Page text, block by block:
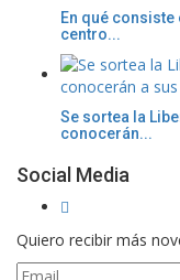
En qué consiste
centro...
Se sortea la
conocerán...
Social Media
Quiero recibir más